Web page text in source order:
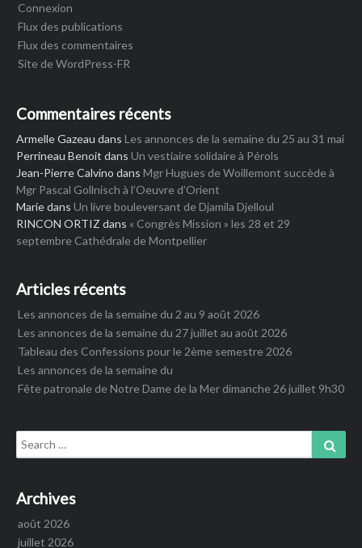
Connexion
Flux des publications
Flux des commentaires
Site de WordPress-FR
Commentaires récents
Armelle Gazeau dans Les annonces de la semaine du 25 au 31 mai
Perrineau Benoit dans Un vestiaire solidaire à Pérols
Jean-Pierre Calvino dans Mgr Hugues de Woillemont succède à
Mgr Pascal Gollnisch à l’Oeuvre d’Orient
Mariedans Un livre bouleversant de Djamila Djelloul
RINCON ORTIZ dans « Congrès Mission » les 28 et 29
septembre Cathédrale de Montpellier
Articles récents
Les annonces de la semaine du 2 au 9 août 2026
Les annonces de la semaine du 27 juillet au août 2026
Tableau des Confessions pour le 2ème semestre 2026
Les annonces de la semaine du
Fête patronale de Notre Dame de la Mer dimanche 26 juillet 9h30
Search
for:
Archives
août 2026
juillet 2026